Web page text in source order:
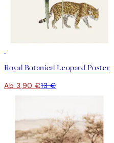
Royal Botanical Leopard Poster
Ab 3,90 €13 €